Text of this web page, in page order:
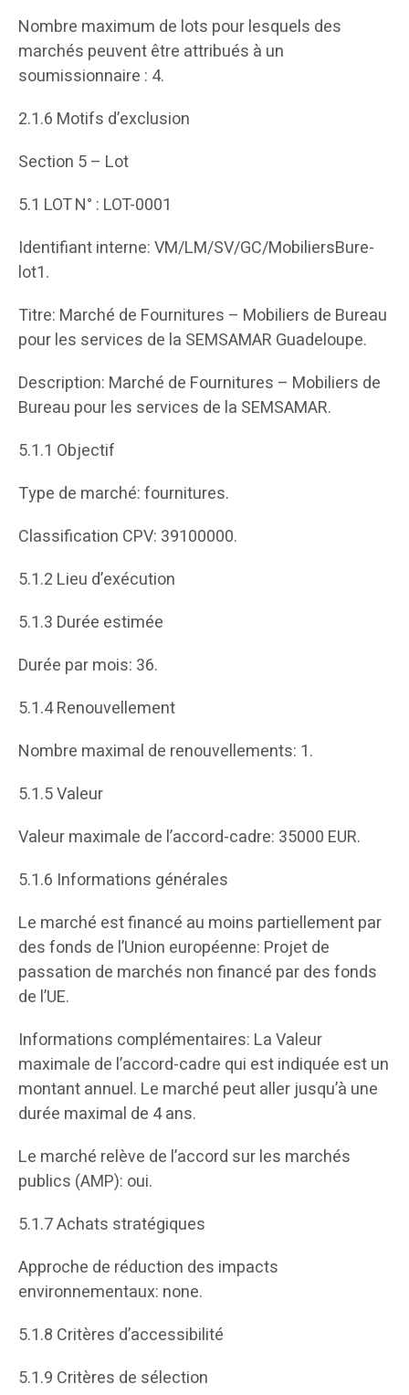
Nombre maximum de lots pour lesquels des
marchés peuvent être attribués à un
soumissionnaire : 4.
2.1.6 Motifs d’exclusion
Section 5 – Lot
5.1 LOT N° : LOT-0001
Identifiant interne: VM/LM/SV/GC/MobiliersBure-
lot1.
Titre: Marché de Fournitures – Mobiliers de Bureau
pour les services de la SEMSAMAR Guadeloupe.
Description: Marché de Fournitures – Mobiliers de
Bureau pour les services de la SEMSAMAR.
5.1.1 Objectif
Type de marché: fournitures.
Classification CPV: 39100000.
5.1.2 Lieu d’exécution
5.1.3 Durée estimée
Durée par mois: 36.
5.1.4 Renouvellement
Nombre maximal de renouvellements: 1.
5.1.5 Valeur
Valeur maximale de l’accord-cadre: 35000 EUR.
5.1.6 Informations générales
Le marché est financé au moins partiellement par
des fonds de l’Union européenne: Projet de
passation de marchés non financé par des fonds
de l’UE.
Informations complémentaires: La Valeur
maximale de l’accord-cadre qui est indiquée est un
montant annuel. Le marché peut aller jusqu’à une
durée maximal de 4 ans.
Le marché relève de l’accord sur les marchés
publics (AMP): oui.
5.1.7 Achats stratégiques
Approche de réduction des impacts
environnementaux: none.
5.1.8 Critères d’accessibilité
5.1.9 Critères de sélection